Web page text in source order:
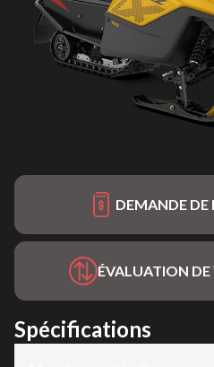
DEMANDE DE
ÉVALUATION
Spécifications